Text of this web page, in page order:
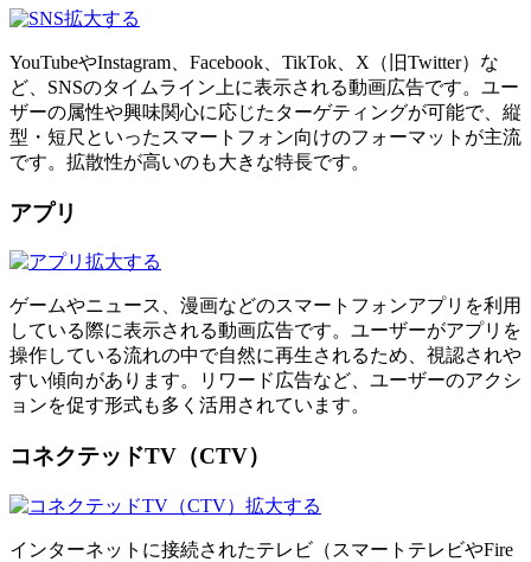
拡大する
YouTubeやInstagram、Facebook、TikTok、X（旧Twitter）な
ど、SNSのタイムライン上に表示される動画広告です。ユー
ザーの属性や興味関心に応じたターゲティングが可能で、縦
型・短尺といったスマートフォン向けのフォーマットが主流
です。拡散性が高いのも大きな特長です。
アプリ
拡大する
ゲームやニュース、漫画などのスマートフォンアプリを利用
している際に表示される動画広告です。ユーザーがアプリを
操作している流れの中で自然に再生されるため、視認されや
すい傾向があります。リワード広告など、ユーザーのアクシ
ョンを促す形式も多く活用されています。
コネクテッドTV（CTV）
拡大する
インターネットに接続されたテレビ（スマートテレビやFire